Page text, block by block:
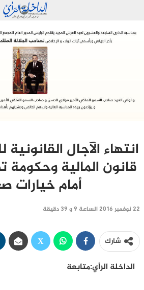
انتهاء الآجال
قانون المالية وحكومة
أمام خيارات
22 نوفمبر 2016 الساعة 9 و 39 دقيقة
شارك
الداخلة الرأي:متابعة